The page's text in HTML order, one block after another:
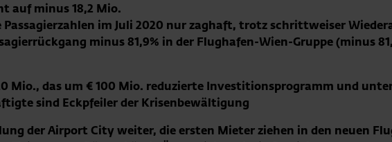
auf minus 18,2 Mio.
im Juli 2020 nur zaghaft, trotz schrittweiser
minus 81,9% in der Flughafen-Wien-Gruppe (minus
Mio., das um € 100 Mio. reduzierte Investitionsprogramm und
sind Eckpfeiler der Krisenbewältigung
der Airport City weiter, die ersten Mieter ziehen in den neuen